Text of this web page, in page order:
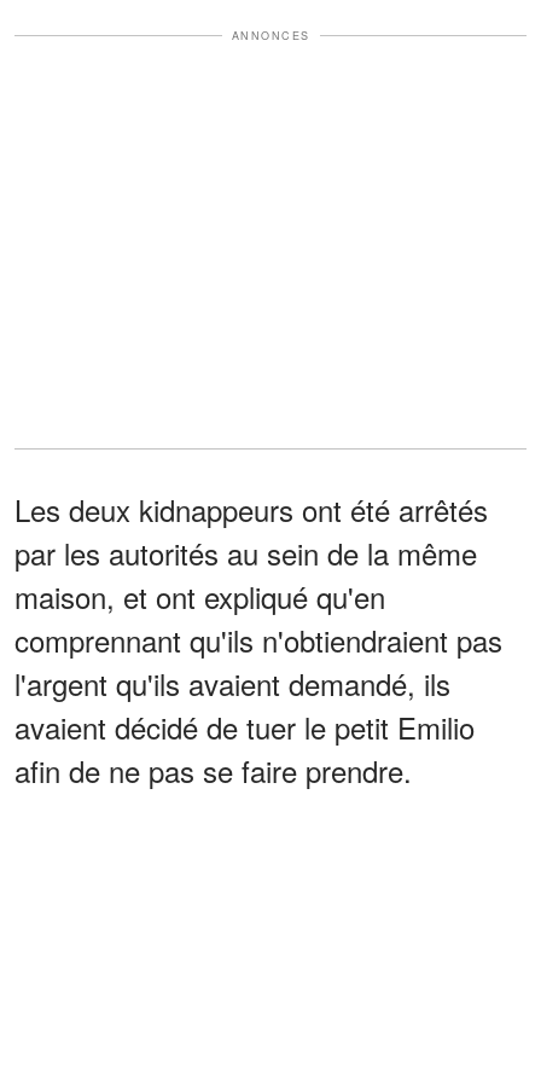
ANNONCES
Les deux kidnappeurs ont été arrêtés
par les autorités au sein de la même
maison, et ont expliqué qu'en
comprennant qu'ils n'obtiendraient pas
l'argent qu'ils avaient demandé, ils
avaient décidé de tuer le petit Emilio
afin de ne pas se faire prendre.